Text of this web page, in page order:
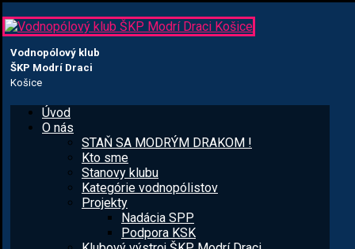
Vodnopólový klub
ŠKP Modrí Draci
Košice
Úvod
O nás
STAŇ SA MODRÝM DRAKOM !
Kto sme
Stanovy klubu
Kategórie vodnopólistov
Projekty
Nadácia SPP
Podpora KSK